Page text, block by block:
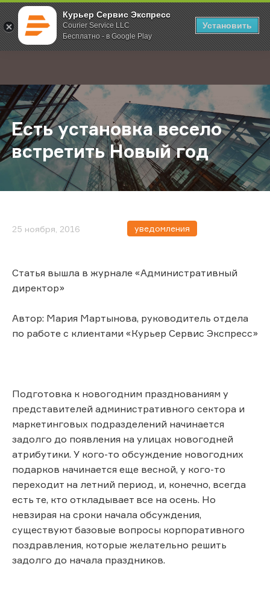
Курьер Сервис Экспресс
Courier Service LLC
Бесплатно - в Google Play
Установить
; Главная О компании Новости Есть установка весело
Есть установка весело
встретить Новый год
25 ноября, 2016 уведомления
Статья вышла в журнале «Административный
директор»
Автор: Мария Мартынова, руководитель отдела
по работе с клиентами «Курьер Сервис Экспресс»
Подготовка к новогодним празднованиям у
представителей административного сектора и
маркетинговых подразделений начинается
задолго до появления на улицах новогодней
атрибутики. У кого-то обсуждение новогодних
подарков начинается еще весной, у кого-то
переходит на летний период, и, конечно, всегда
есть те, кто откладывает все на осень. Но
невзирая на сроки начала обсуждения,
существуют базовые вопросы корпоративного
поздравления, которые желательно решить
задолго до начала праздников.